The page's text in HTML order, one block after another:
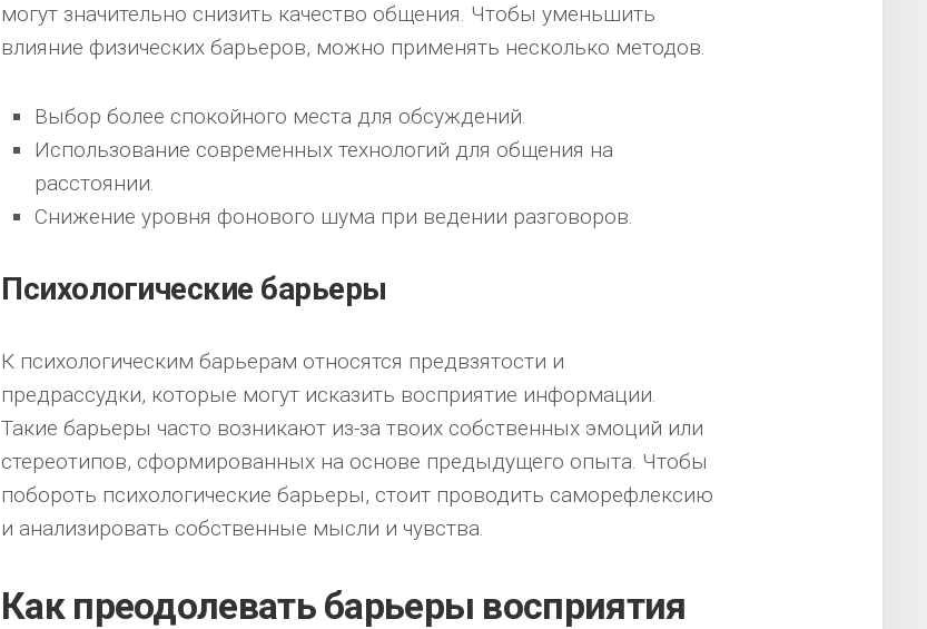
могут значительно снизить качество общения. Чтобы уменьшить
влияние физических барьеров, можно применять несколько методов.
Выбор более спокойного места для обсуждений.
Использование современных технологий для общения на
расстоянии.
Снижение уровня фонового шума при ведении разговоров.
Психологические барьеры
К психологическим барьерам относятся предвзятости и
предрассудки, которые могут исказить восприятие информации.
Такие барьеры часто возникают из-за твоих собственных эмоций или
стереотипов, сформированных на основе предыдущего опыта. Чтобы
побороть психологические барьеры, стоит проводить саморефлексию
и анализировать собственные мысли и чувства.
Как преодолевать барьеры восприятия